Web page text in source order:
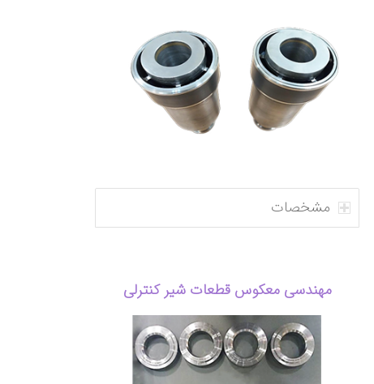
مشخصات
مهندسی معکوس قطعات شیر کنترلی